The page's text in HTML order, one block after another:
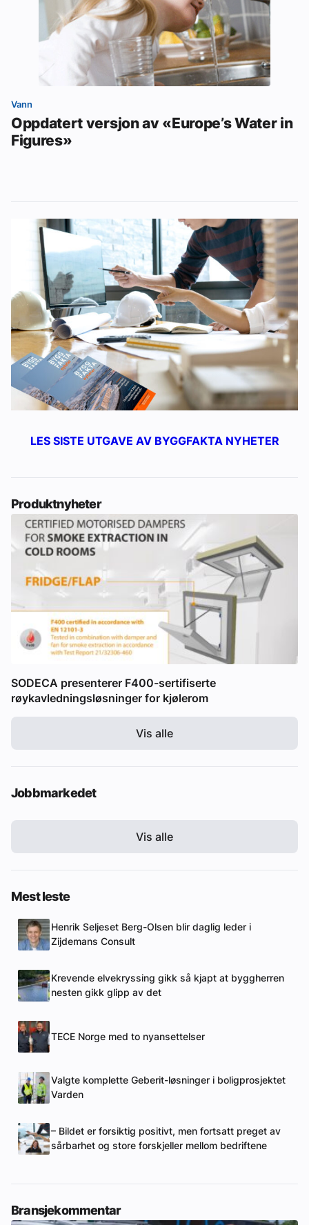
Vann
Oppdatert versjon av «Europe’s Water in
Figures»
LES SISTE UTGAVE AV BYGGFAKTA NYHETER
Produktnyheter
SODECA presenterer F400-sertifiserte
røykavledningsløsninger for kjølerom
Vis alle
Jobbmarkedet
Vis alle
Mest leste
Henrik Seljeset Berg-Olsen blir daglig leder i
Zijdemans Consult
Krevende elvekryssing gikk så kjapt at byggherren
nesten gikk glipp av det
TECE Norge med to nyansettelser
Valgte komplette Geberit-løsninger i boligprosjektet
Varden
– Bildet er forsiktig positivt, men fortsatt preget av
sårbarhet og store forskjeller mellom bedriftene
Bransjekommentar